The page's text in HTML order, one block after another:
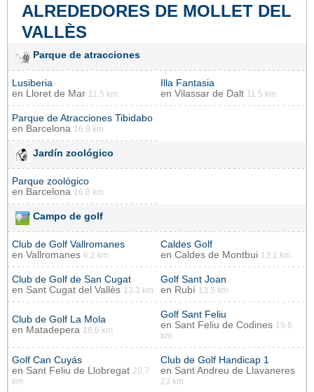
ALREDEDORES DE MOLLET DEL
VALLÈS
Parque de atracciones
Lusiberia
en Lloret de Mar 11.5 km
Illa Fantasia
en Vilassar de Dalt 11.5 km
Parque de Atracciones Tibidabo
en Barcelona 16.8 km
Jardín zoológico
Parque zoológico
en Barcelona 16.8 km
Campo de golf
Club de Golf Vallromanes
en Vallromanes 6.2 km
Caldes Golf
en Caldes de Montbui 13.1 km
Club de Golf de San Cugat
en Sant Cugat del Vallès 13.3 km
Golf Sant Joan
en Rubí 13.5 km
Club de Golf La Mola
en Matadepera 16.6 km
Golf Sant Feliu
en Sant Feliu de Codines 19.6
km
Golf Can Cuyás
en Sant Feliu de Llobregat 20.7
km
Club de Golf Handicap 1
en Sant Andreu de Llavaneres
23 km